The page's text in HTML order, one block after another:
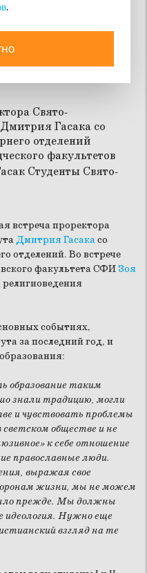
со
и вечернего
и
встреча проректора
Дмитрия Гасакасо
отделений. Во встрече
факультета СФИ Зоя
событиях,
за последний год, и
таким
знали традицию, могли
и чувствовать проблемы
обществе и не
к себе отношение
православные люди.
выражая свое
жизни, мы не можем
прежде. Мы должны
идеология. Нужно еще
взгляд на те
.